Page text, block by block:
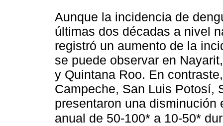
Aunque la incidencia de
últimas dos décadas a nivel
registró un aumento de la
se puede observar en
y Quintana Roo. En
Campeche, San Luis Potosí,
presentaron una
anual de 50-100* a 10-50*